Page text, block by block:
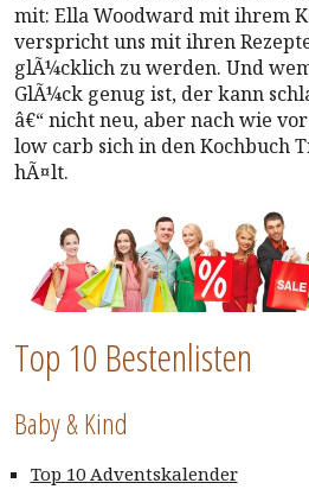
mit: Ella Woodward mit ihrem
verspricht uns mit ihren
glÃ¼cklich zu werden. Und
GlÃ¼ck genug ist, der kann
â€“ nicht neu, aber nach wie
low carb sich in den Kochbuch
hÃ¤lt.
Top 10 Bestenlisten
Baby & Kind
Top 10 Adventskalender